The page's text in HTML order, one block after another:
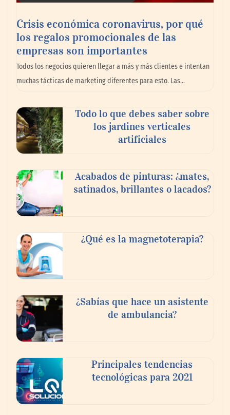
La omnicanalidad redefine la forma de
planear viajes en México
buscan proyectar talento mexicano y
fortalecer el turismo médico
En el Día de la Cerveza, Grupo Modelo
Crisis económica coronavirus, por qué
los regalos promocionales de las
empresas son importantes
Todos los negocios quieren llegar a más y más clientes e intentan
muchas tácticas de marketing diferentes para esto. Las…
Todo lo que debes saber sobre
los jardines verticales
artificiales
Acabados de pinturas: ¿mates,
satinados, brillantes o lacados?
¿Qué es la magnetoterapia?
¿Sabías que hace un asistente
de ambulancia?
Principales tendencias
tecnológicas para 2021